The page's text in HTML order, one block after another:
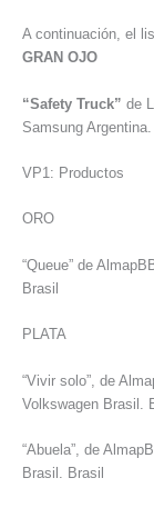
A continuación, el
GRAN OJO
“Safety Truck” de
Samsung
VP1: Productos
ORO
“Queue” de
Brasil
PLATA
“Vivir solo”, de
Volkswagen Brasil.
“Abuela”, de
Brasil. Brasil